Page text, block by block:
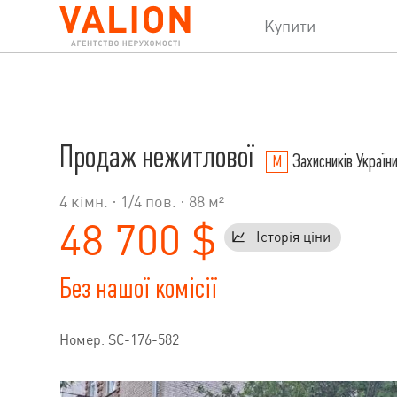
Купити
Продаж нежитлової Захисників
4 кімн. · 1 /4 пов. · 88 м²
48 700 $
Без нашої комісії
Історія ціни
Номер: SC-176-582